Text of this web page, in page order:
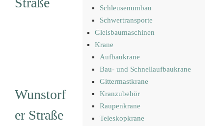
Wunstorf
er Straße
Schleusenumbau
Schwertransporte
Gleisbaumaschinen
Krane
Aufbaukrane
Bau- und Schnellaufbaukrane
Gittermastkrane
Kranzubehör
Raupenkrane
Teleskopkrane